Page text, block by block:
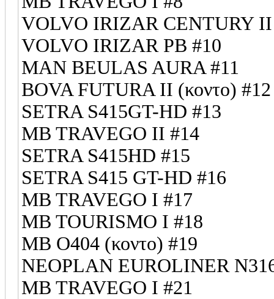
VOLVO IRIZAR CENTURY
VOLVO IRIZAR PB #10
MAN BEULAS AURA #11
BOVA FUTURA II (κοντο) #12
SETRA S415GT-HD #13
MB TRAVEGO II #14
SETRA S415HD #15
SETRA S415 GT-HD #16
MB TRAVEGO I #17
MB TOURISMO I #18
MB O404 (κοντο) #19
NEOPLAN EUROLINER
MB TRAVEGO I #21